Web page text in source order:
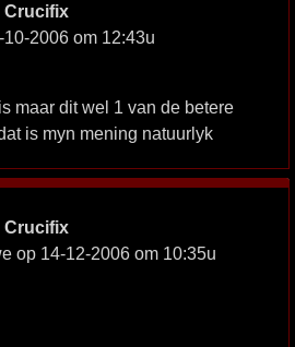
Crucifix
2006 om 12:43u
maar dit wel 1 van de betere
is myn mening natuurlyk
Crucifix
op 14-12-2006 om 10:35u